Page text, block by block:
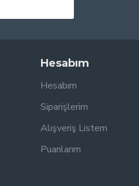
Hesabım
Hesabım
Siparişlerim
Alışveriş Listem
Puanlarım